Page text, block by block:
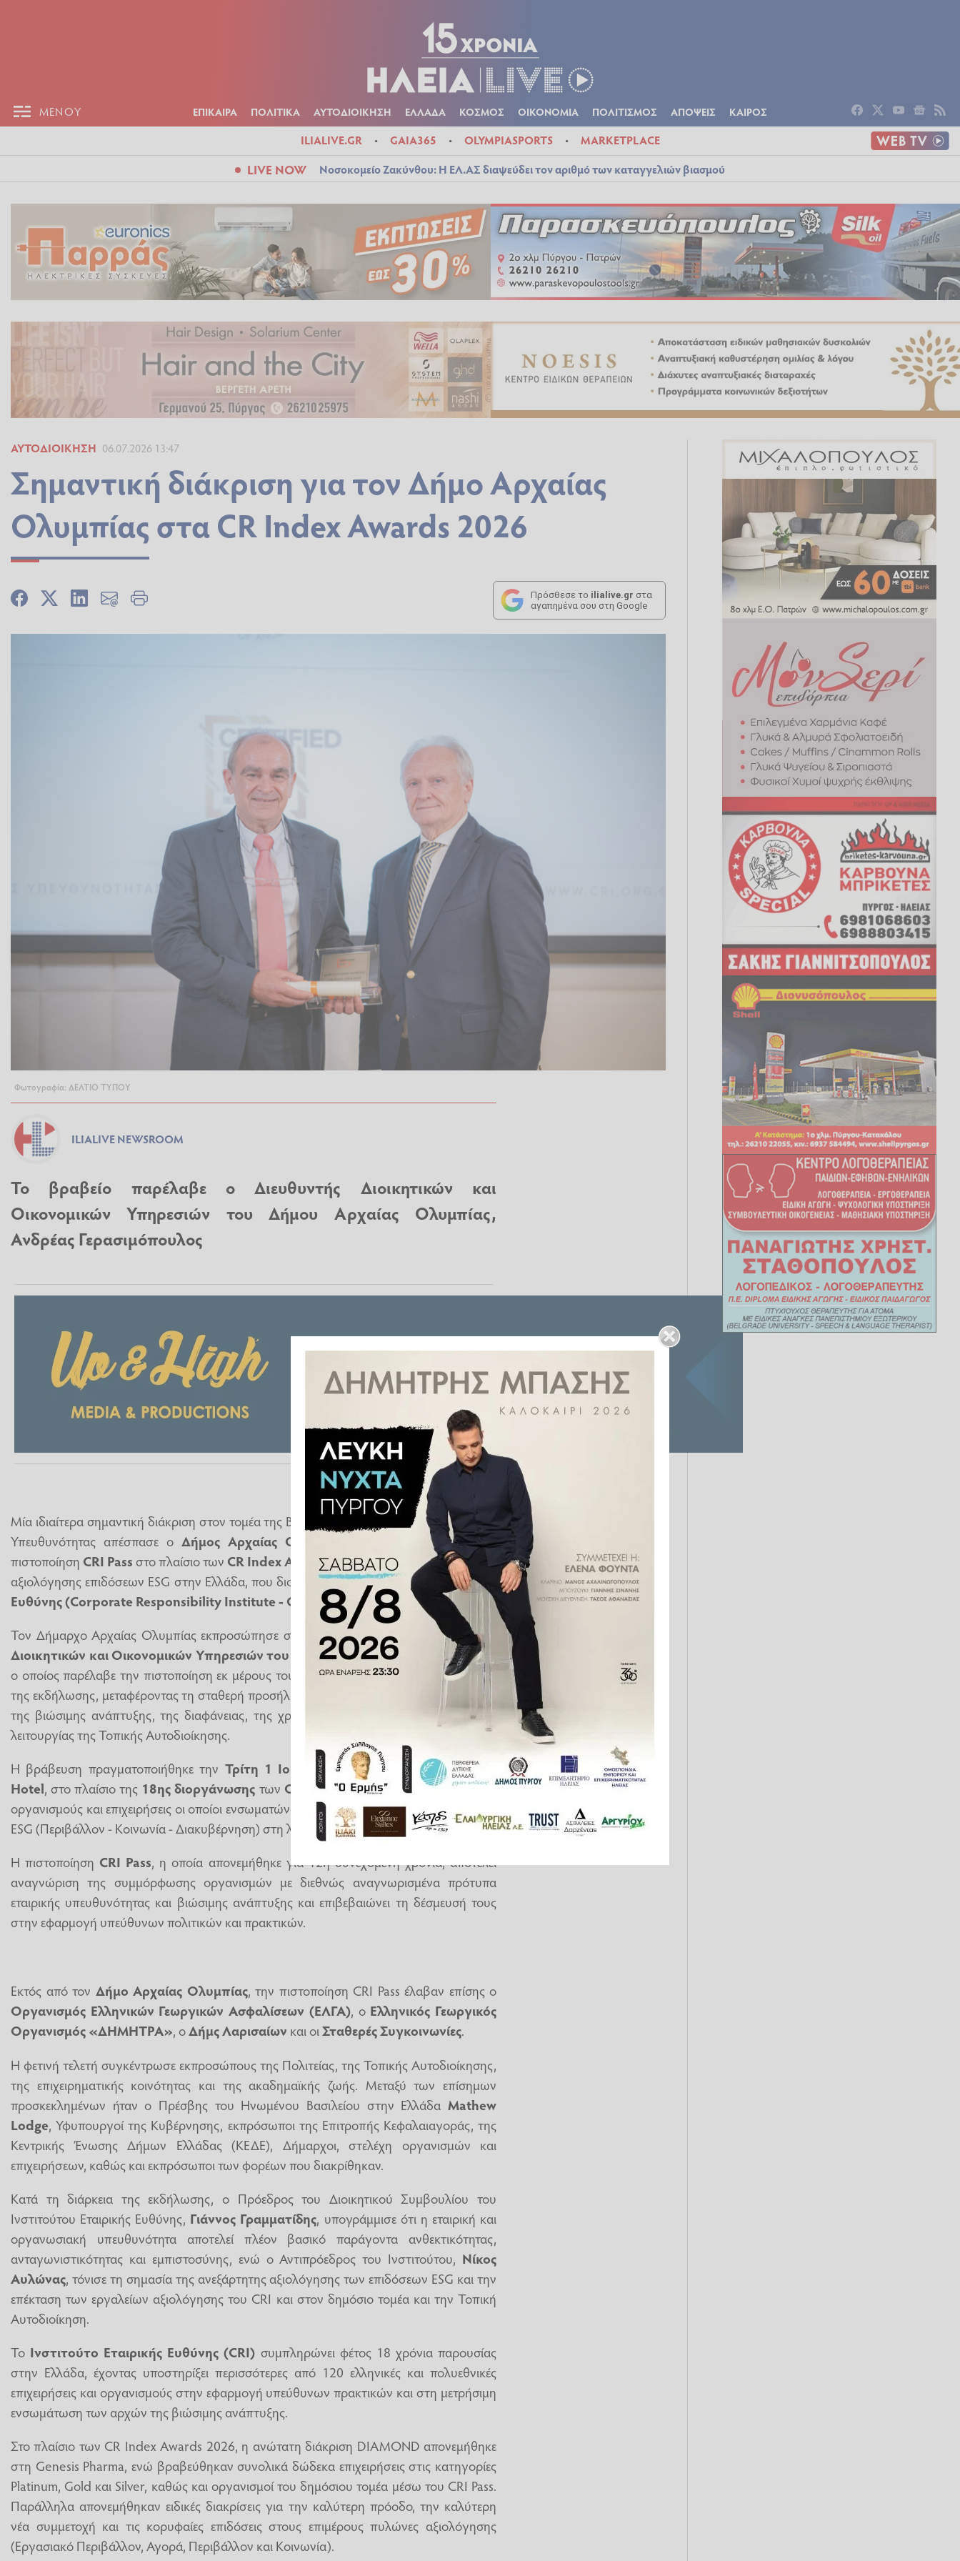
ΜΕΝΟΥ ΕΠΙΚΑΙΡΑ ΠΟΛΙΤΙΚΑ ΑΥΤΟΔΙΟΙΚΗΣΗ ΕΛΛΑΔΑ ΚΟΣΜΟΣ ΟΙΚΟΝΟΜΙΑ ΠΟΛΙΤΙΣΜΟΣ ΑΠΟΨΕΙΣ ΚΑΙΡΟΣ
ILIALIVE.GR GAIA365 OLYMPIASPORTS MARKETPLACE
LIVE NOW Νοσοκομείο Ζακύνθου: Η ΕΛ.ΑΣ διαψεύδει τον αριθμό των καταγγελιών βιασμού
ΑΥΤΟΔΙΟΊΚΗΣΗ 06.07.2026 13:47
Σημαντική διάκριση για τον Δήμο Αρχαίας
Ολυμπίας στα CR Index Awards 2026
Πρόσθεσε το ilialive.gr στα
αγαπημένα σου στη Google
Φωτογραφία: ΔΕΛΤΙΟ ΤΥΠΟΥ
ILIALIVE NEWSROOM
Το βραβείο παρέλαβε ο Διευθυντής Διοικητικών και
Οικονομικών Υπηρεσιών του Δήμου Αρχαίας Ολυμπίας,
Ανδρέας Γερασιμόπουλος
Μία ιδιαίτερα σημαντική διάκριση στον τομέα της Βιώσιμης Ανάπτυξης και της Εταιρικής
Υπευθυνότητας απέσπασε ο Δήμος Αρχαίας Ολυμπίας
, καθώς τιμήθηκε με την
πιστοποίηση CRI Passστο πλαίσιο των CR Index Awards 2026, του κορυφαίου θεσμού
αξιολόγησης επιδόσεων ESG στην Ελλάδα, που διοργανώνει τοΙνστιτούτο Εταιρικής
Ευθύνης (Corporate Responsibility Institute - CRI)
Τον Δήμαρχο Αρχαίας Ολυμπίας εκπροσώπησε στην τελετή απονομής ο
Διευθυντής
Διοικητικών και Οικονομικών Υπηρεσιών του Δήμου, Ανδρέας Γερασιμόπουλος
ο οποίος παρέλαβε την πιστοποίηση εκ μέρους του Δήμου και συμμετείχε στις εργασίες
της εκδήλωσης, μεταφέροντας τη σταθερή προσήλωση της Δημοτικής Αρχής στις αρχές
της βιώσιμης ανάπτυξης, της διαφάνειας, της χρηστής διοίκησης και της υπεύθυνης
λειτουργίας της Τοπικής Αυτοδιοίκησης.
Η βράβευση πραγματοποιήθηκε την Τρίτη 1 Ιουλίου 2025, στο
Athens Marriott
Hotel, στο πλαίσιο της 18ης διοργάνωσης των CR Index Awards , που αναδεικνύουν
οργανισμούς και επιχειρήσεις οι οποίοι ενσωματώνουν με μετρήσιμο τρόπο τις αρχές του
ESG (Περιβάλλον - Κοινωνία - Διακυβέρνηση) στη λειτουργία και τη στρατηγική τους.
Η πιστοποίηση CRI Pass, η οποία απονεμήθηκε για 12η συνεχόμενη χρονιά, αποτελεί
αναγνώριση της συμμόρφωσης οργανισμών με διεθνώς αναγνωρισμένα πρότυπα
εταιρικής υπευθυνότητας και βιώσιμης ανάπτυξης και επιβεβαιώνει τη δέσμευσή τους
στην εφαρμογή υπεύθυνων πολιτικών και πρακτικών.
Εκτός από τον Δήμο Αρχαίας Ολυμπίας, την πιστοποίηση CRI Pass έλαβαν επίσης ο
Οργανισμός Ελληνικών Γεωργικών Ασφαλίσεων (ΕΛΓΑ), ο Ελληνικός Γεωργικός
Οργανισμός «ΔΗΜΗΤΡΑ», οΔήμς Λαρισαίων και οιΣταθερές Συγκοινωνίες.
Η φετινή τελετή συγκέντρωσε εκπροσώπους της Πολιτείας, της Τοπικής Αυτοδιοίκησης,
της επιχειρηματικής κοινότητας και της ακαδημαϊκής ζωής. Μεταξύ των επίσημων
προσκεκλημένων ήταν ο Πρέσβης του Ηνωμένου Βασιλείου στην Ελλάδα Mathew
Lodge, Υφυπουργοί της Κυβέρνησης, εκπρόσωποι της Επιτροπής Κεφαλαιαγοράς, της
Κεντρικής Ένωσης Δήμων Ελλάδας (ΚΕΔΕ), Δήμαρχοι, στελέχη οργανισμών και
επιχειρήσεων, καθώς και εκπρόσωποι των φορέων που διακρίθηκαν.
Κατά τη διάρκεια της εκδήλωσης, ο Πρόεδρος του Διοικητικού Συμβουλίου του
Ινστιτούτου Εταιρικής Ευθύνης, Γιάννος Γραμματίδης, υπογράμμισε ότι η εταιρική και
οργανωσιακή υπευθυνότητα αποτελεί πλέον βασικό παράγοντα ανθεκτικότητας,
ανταγωνιστικότητας και εμπιστοσύνης, ενώ ο Αντιπρόεδρος του Ινστιτούτου, Νίκος
Αυλώνας, τόνισε τη σημασία της ανεξάρτητης αξιολόγησης των επιδόσεων ESG και την
επέκταση των εργαλείων αξιολόγησης του CRI και στον δημόσιο τομέα και την Τοπική
Αυτοδιοίκηση.
Το Ινστιτούτο Εταιρικής Ευθύνης (CRI) συμπληρώνει φέτος 18 χρόνια παρουσίας
στην Ελλάδα, έχοντας υποστηρίξει περισσότερες από 120 ελληνικές και πολυεθνικές
επιχειρήσεις και οργανισμούς στην εφαρμογή υπεύθυνων πρακτικών και στη μετρήσιμη
ενσωμάτωση των αρχών της βιώσιμης ανάπτυξης.
Στο πλαίσιο των CR Index Awards 2026, η ανώτατη διάκριση DIAMOND απονεμήθηκε
στη Genesis Pharma, ενώ βραβεύθηκαν συνολικά δώδεκα επιχειρήσεις στις κατηγορίες
Platinum, Gold και Silver, καθώς και οργανισμοί του δημόσιου τομέα μέσω του CRI Pass.
Παράλληλα απονεμήθηκαν ειδικές διακρίσεις για την καλύτερη πρόοδο, την καλύτερη
νέα συμμετοχή και τις κορυφαίες επιδόσεις στους επιμέρους πυλώνες αξιολόγησης
(Εργασιακό Περιβάλλον, Αγορά, Περιβάλλον και Κοινωνία).